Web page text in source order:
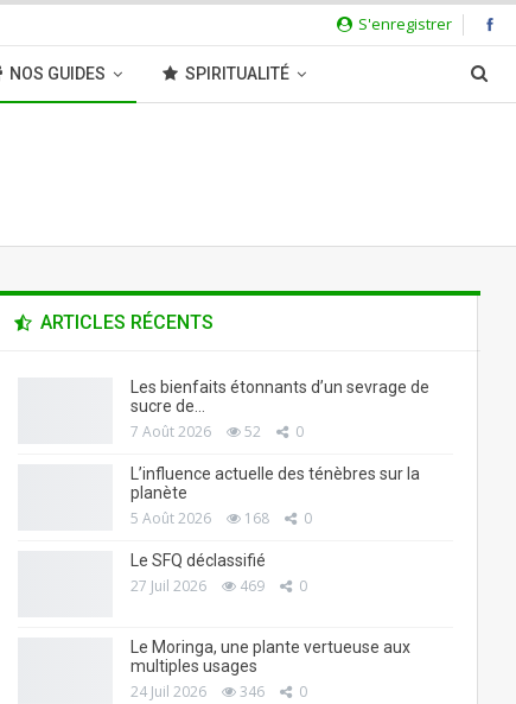
S'enregistrer
NOS GUIDES SPIRITUALITÉ
ARTICLES RÉCENTS
Les bienfaits étonnants d’un sevrage de
sucre de…
7 Août 2026 52 0
L’influence actuelle des ténèbres sur la
planète
5 Août 2026 168 0
Le SFQ déclassifié
27 Juil 2026 469 0
Le Moringa, une plante vertueuse aux
multiples usages
24 Juil 2026 346 0